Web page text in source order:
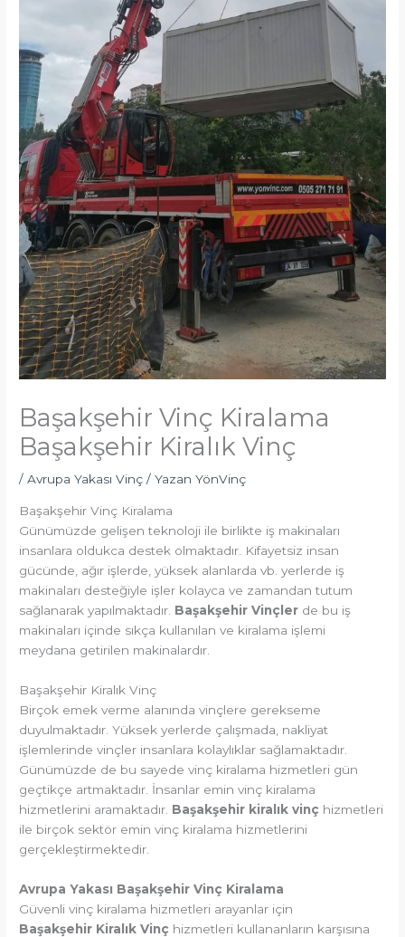
Başakşehir Vinç Kiralama
Başakşehir Kiralık Vinç
/Avrupa Yakası Vinç / Yazan YönVinç
Başakşehir Vinç Kiralama
Günümüzde gelişen teknoloji ile birlikte iş makinaları
insanlara oldukca destek olmaktadır. Kifayetsiz insan
gücünde, ağır işlerde, yüksek alanlarda vb. yerlerde iş
makinaları desteğiyle işler kolayca ve zamandan tutum
sağlanarak yapılmaktadır. Başakşehir Vinçler de bu iş
makinaları içinde sıkça kullanılan ve kiralama işlemi
meydana getirilen makinalardır.
Başakşehir Kiralık Vinç
Birçok emek verme alanında vinçlere gerekseme
duyulmaktadır. Yüksek yerlerde çalışmada, nakliyat
işlemlerinde vinçler insanlara kolaylıklar sağlamaktadır.
Günümüzde de bu sayede vinç kiralama hizmetleri gün
geçtikçe artmaktadır. İnsanlar emin vinç kiralama
hizmetlerini aramaktadır. Başakşehir kiralık vinç hizmetleri
ile birçok sektör emin vinç kiralama hizmetlerini
gerçekleştirmektedir.
Avrupa Yakası Başakşehir Vinç Kiralama
Güvenli vinç kiralama hizmetleri arayanlar için
Başakşehir Kiralık Vinç hizmetleri kullananların karşısına